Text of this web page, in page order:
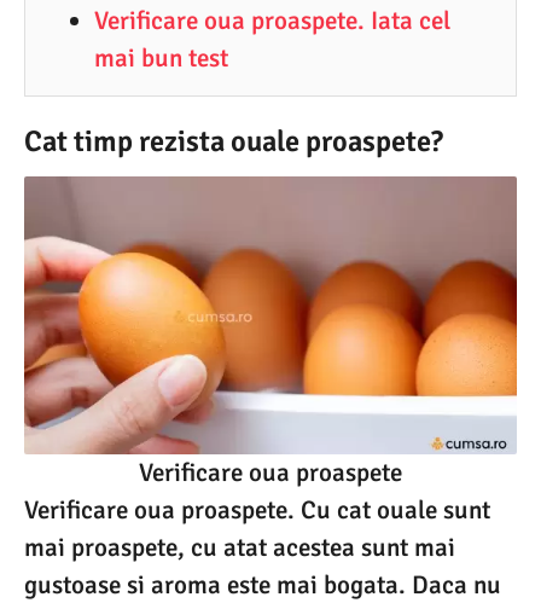
Verificare oua proaspete. Iata cel
mai bun test
Cat timp rezista ouale proaspete?
Verificare oua proaspete
Verificare oua proaspete. Cu cat ouale sunt
mai proaspete, cu atat acestea sunt mai
gustoase si aroma este mai bogata. Daca nu